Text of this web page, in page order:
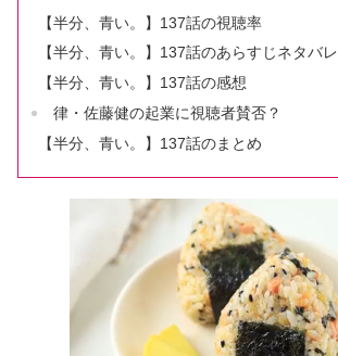
【半分、青い。】137話の視聴率
【半分、青い。】137話のあらすじネタバレ
【半分、青い。】137話の感想
律・佐藤健の起業に視聴者賛否？
【半分、青い。】137話のまとめ